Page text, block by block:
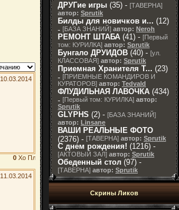
10.03.2014
0
11.03.2014
ДРУГие игры (35) - [ТАВЕРНА]
автор: Sprutik
Билды для новичков и... (12)
- [БАЗА ЗНАНИЙ] автор: Neroh
РЕМОНТ ШТАБА (41) - [Первый
том: КУРИЛКА] автор: Sprutik
Бунгало ДРУИДОВ (40) - [ул.
КЛАССОВАЯ] автор: Sprutik
Приемная Хранителя T... (23)
- [ПРИЕМНЫЕ КОМАНДИРОВ И
КУРАТОРОВ] автор: Tedvald
ФЛУДИЛЬНАЯ ЛАВОЧКА (434)
- [Первый том: КУРИЛКА] автор:
Sprutik
GLYPHS (2) - [БАЗА ЗНАНИЙ]
автор: Linsane
ВАШИ РЕАЛЬНЫЕ ФОТО
(2376) - [ТАВЕРНА] автор: Sprutik
С днем рождения! (1216) -
[АКТОВЫЙ ЗАЛ] автор: Sprutik
Обеденный стол (97) -
[ТАВЕРНА] автор: Sprutik
Скрины Ликов